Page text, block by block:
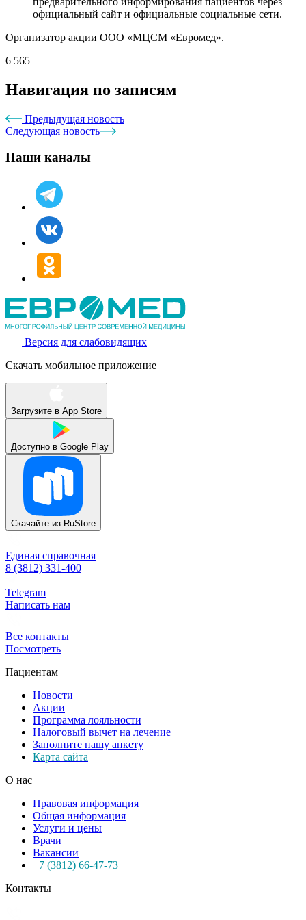
официальный сайт и официальные социальные сети.
Организатор акции ООО «МЦСМ «Евромед».
6 565
Навигация по записям
Предыдущая новость
Следующая новость
Наши каналы
Версия для слабовидящих
Скачать мобильное приложение
Загрузите в App Store
Доступно в Google Play
Скачайте из RuStore
Единая справочная
8 (3812) 331-400
Telegram
Написать нам
Все контакты
Посмотреть
Пациентам
Новости
Акции
Программа лояльности
Налоговый вычет на лечение
Заполните нашу анкету
Карта сайта
О нас
Правовая информация
Общая информация
Услуги и цены
Врачи
Вакансии
+7 (3812) 66-47-73
Контакты